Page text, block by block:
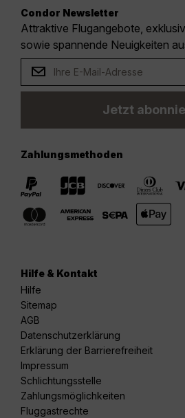
Condor Newsletter
Attraktive Flugangebote,
sowie spannende Neuigkeiten
Jetzt
Zahlungsmethoden
Hilfe & Kontakt
Hilfe
Sitemap
AGB
Datenschutzerklärung
Erklärung der Barrierefreiheit
Impressum
Schlichtungsstelle
Zahlungsmöglichkeiten
Fluggastrechte